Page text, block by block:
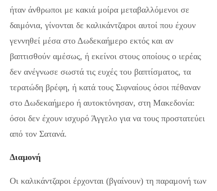
ήταν άνθρωποι με κακιά μοίρα μεταβαλλόμενοι σε
δαιμόνια, γίνονται δε καλικάντζαροι αυτοί που έχουν
γεννηθεί μέσα στο Δωδεκαήμερο εκτός και αν
βαπτισθούν αμέσως, ή εκείνοι στους οποίους ο ιερέας
δεν ανέγνωσε σωστά τις ευχές του βαπτίσματος, τα
τερατώδη βρέφη, ή κατά τους Σιφναίους όσοι πέθαναν
στο Δωδεκαήμερο ή αυτοκτόνησαν, στη Μακεδονία:
όσοι δεν έχουν ισχυρό Άγγελο για να τους προστατεύει
από τον Σατανά.
Διαμονή
Οι καλικάντζαροι έρχονται (βγαίνουν) τη παραμονή των